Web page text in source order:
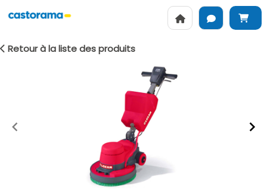
Retour à la liste des produits